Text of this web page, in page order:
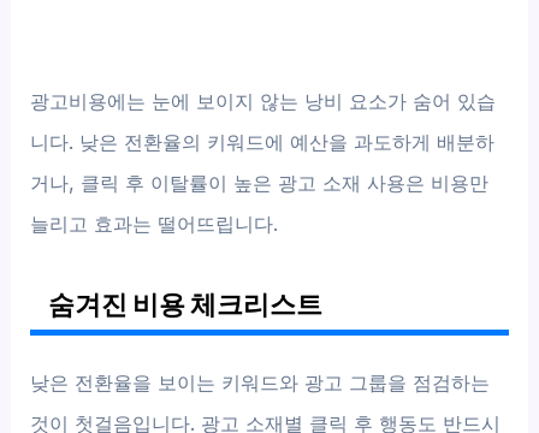
광고비용에는 눈에 보이지 않는 낭비 요소가 숨어 있습
니다. 낮은 전환율의 키워드에 예산을 과도하게 배분하
거나, 클릭 후 이탈률이 높은 광고 소재 사용은 비용만
늘리고 효과는 떨어뜨립니다.
숨겨진 비용 체크리스트
낮은 전환율을 보이는 키워드와 광고 그룹을 점검하는
것이 첫걸음입니다. 광고 소재별 클릭 후 행동도 반드시